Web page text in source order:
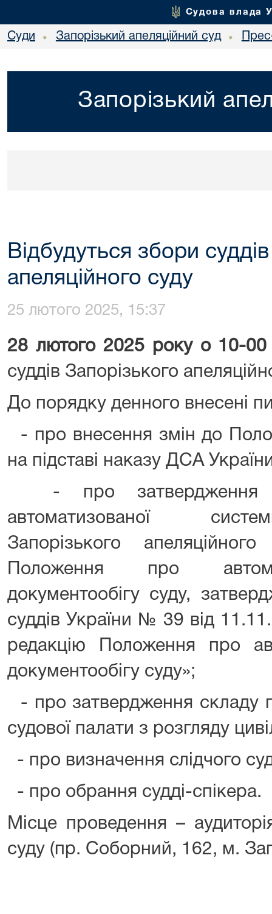
Судова влада
Суди • Запорізький апеляційний суд •
Запорізький
Відбудуться збори
апеляційного суду
25 лютого 2025, 15:37
28 лютого 2025 року о 10-00
суддів Запорізького
До порядку денного внесені
- про внесення змін до
на підставі наказу ДСА
- про затвердження
автоматизованої
Запорізького
Положення про
документообігу суду,
суддів України № 39 від
редакцію Положення про
документообігу суду»;
- про затвердження складу
судової палати з розгляду
- про визначення слідчого
- про обрання судді-спікера.
Місце проведення –
суду (пр. Соборний, 162, м.